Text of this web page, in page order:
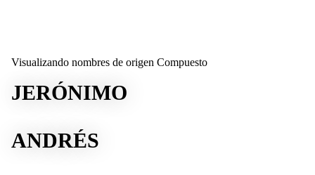
Visualizando nombres de origen Compuesto
JERÓNIMO
ANDRÉS